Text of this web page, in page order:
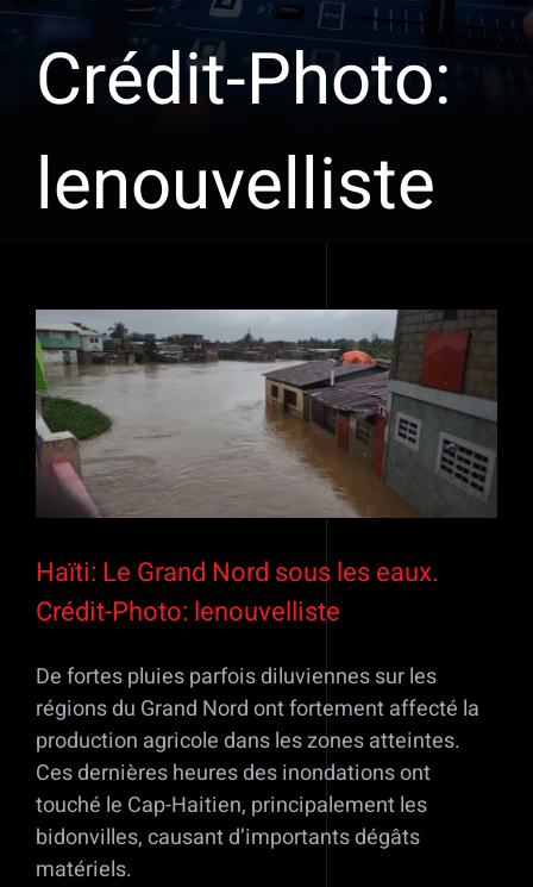
Crédit-Photo:
lenouvelliste
Voir
l'image
agrandie
Haïti: Le Grand Nord sous les eaux.
Crédit-Photo: lenouvelliste
De fortes pluies parfois diluviennes sur les
régions du Grand Nord ont fortement affecté la
production agricole dans les zones atteintes.
Ces dernières heures des inondations ont
touché le Cap-Haitien, principalement les
bidonvilles, causant d’importants dégâts
matériels.